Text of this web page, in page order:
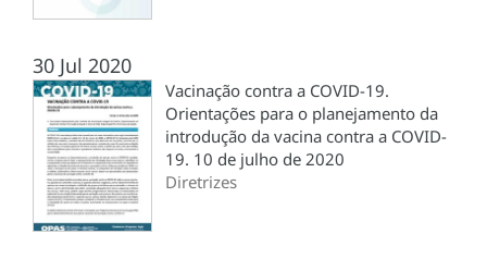
30 Jul 2020
Vacinação contra a COVID-19.
Orientações para o planejamento da
introdução da vacina contra a COVID-
19. 10 de julho de 2020
Diretrizes